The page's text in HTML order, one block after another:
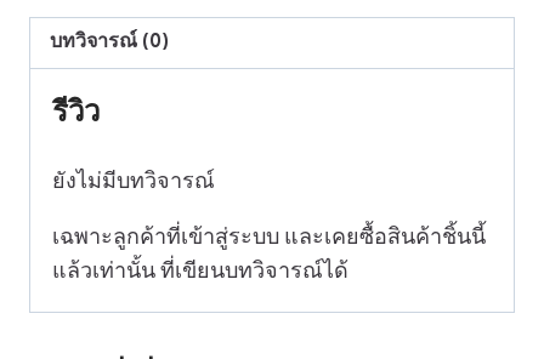
บทวิจารณ์ (0)
รีวิว
ยังไม่มีบทวิจารณ์
เฉพาะลูกค้าที่เข้าสู่ระบบ และเคยซื้อสินค้าชิ้นนี้
แล้วเท่านั้น ที่เขียนบทวิจารณ์ได้